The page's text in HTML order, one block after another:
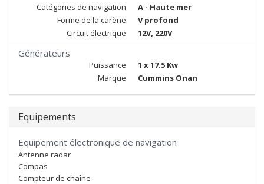
Catégories de navigation
A - Haute mer
Forme de la carène
V profond
Circuit électrique
12V, 220V
Générateurs
Puissance
1 x 17.5 Kw
Marque
Cummins Onan
Equipements
Equipement électronique de navigation
Antenne radar
Compas
Compteur de chaîne